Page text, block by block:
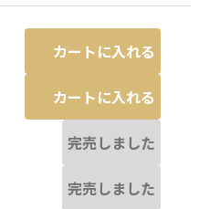
カートに入れる
カートに入れる
完売しました
完売しました